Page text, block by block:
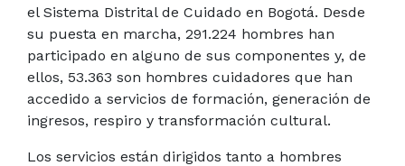
el Sistema Distrital de Cuidado en Bogotá. Desde
su puesta en marcha, 291.224 hombres han
participado en alguno de sus componentes y, de
ellos, 53.363 son hombres cuidadores que han
accedido a servicios de formación, generación de
ingresos, respiro y transformación cultural.
Los servicios están dirigidos tanto a hombres